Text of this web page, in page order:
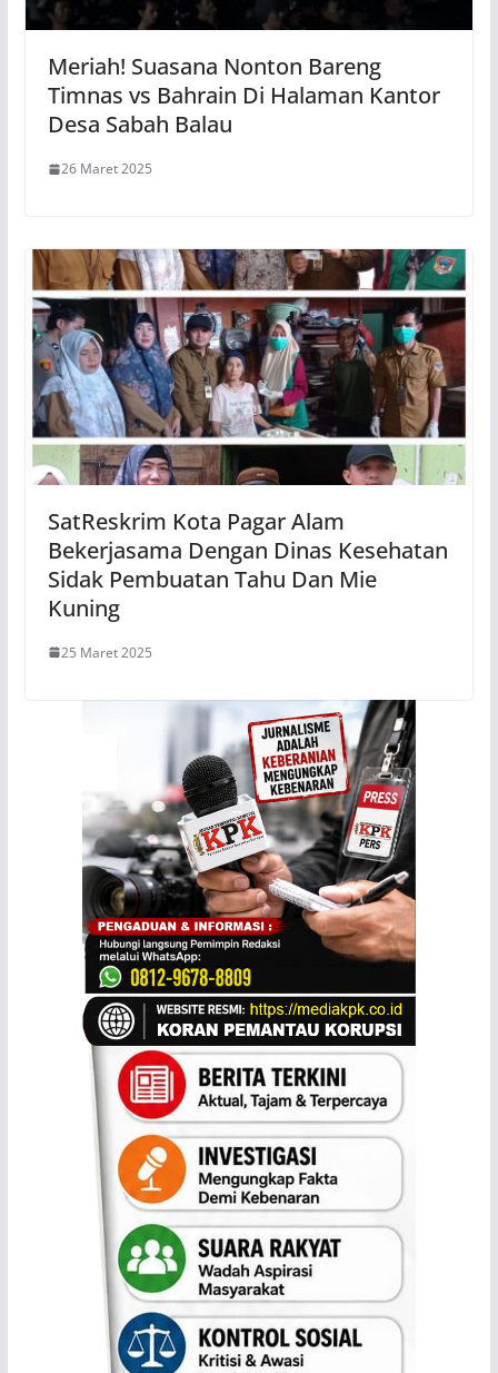
Meriah! Suasana Nonton Bareng
Timnas vs Bahrain Di Halaman Kantor
Desa Sabah Balau
26 Maret 2025
SatReskrim Kota Pagar Alam
Bekerjasama Dengan Dinas Kesehatan
Sidak Pembuatan Tahu Dan Mie
Kuning
25 Maret 2025